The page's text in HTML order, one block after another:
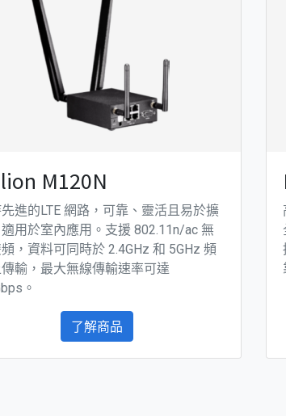
M120N
進的LTE 網路，可靠、靈活且易於擴
用於室內應用。支援 802.11n/ac 無
，資料可同時於 2.4GHz 和 5GHz 頻
輸，最大無線傳輸速率可達
。
了解商品